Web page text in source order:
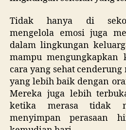
Tidak hanya di
mengelola emosi juga
dalam lingkungan
mampu mengungkapkan
cara yang sehat
yang lebih baik dengan
Mereka juga lebih
ketika merasa tidak
menyimpan perasaan